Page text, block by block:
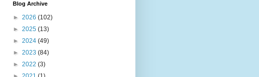
Blog Archive
► 2026 (102)
► 2025 (13)
► 2024 (49)
► 2023 (84)
► 2022 (3)